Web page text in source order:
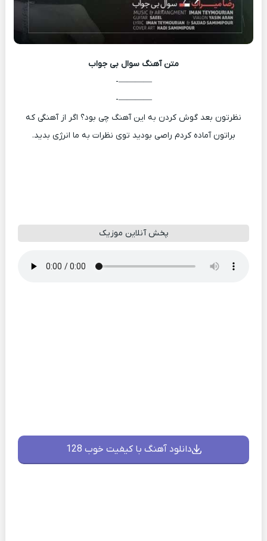
متن آهنگ سوال بی جواب
————-
————-
نظرتون بعد گوش کردن به این آهنگ چی بود؟ اگر از آهنگی که
براتون آماده کردم راصی بودید توی نظرات به ما انرژی بدید.
پخش آنلاین موزیک
دانلود آهنگ با کیفیت خوب 128